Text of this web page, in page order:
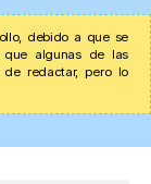
debido a que se
que algunas de las
de redactar, pero lo